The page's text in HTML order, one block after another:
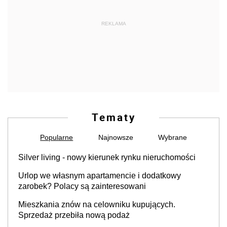
REKLAMA
Tematy
Popularne Najnowsze Wybrane
Silver living - nowy kierunek rynku nieruchomości
Urlop we własnym apartamencie i dodatkowy
zarobek? Polacy są zainteresowani
Mieszkania znów na celowniku kupujących.
Sprzedaż przebiła nową podaż